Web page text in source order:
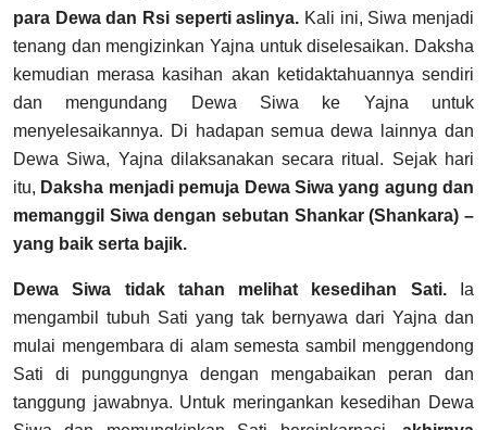
para Dewa dan Rsi seperti aslinya. Kali ini, Siwa menjadi
tenang dan mengizinkan Yajna untuk diselesaikan. Daksha
kemudian merasa kasihan akan ketidaktahuannya sendiri
dan mengundang Dewa Siwa ke Yajna untuk
menyelesaikannya. Di hadapan semua dewa lainnya dan
Dewa Siwa, Yajna dilaksanakan secara ritual. Sejak hari
itu, Daksha menjadi pemuja Dewa Siwa yang agung dan
memanggil Siwa dengan sebutan Shankar (Shankara) –
yang baik serta bajik.
Dewa Siwa tidak tahan melihat kesedihan Sati.Ia
mengambil tubuh Sati yang tak bernyawa dari Yajna dan
mulai mengembara di alam semesta sambil menggendong
Sati di punggungnya dengan mengabaikan peran dan
tanggung jawabnya. Untuk meringankan kesedihan Dewa